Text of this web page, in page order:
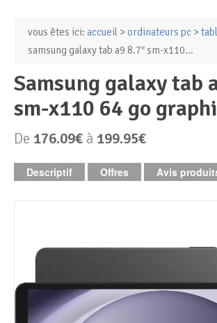
Ordinateurs & Tablettes
PC de bureau
PC portable
Mini PC
PC en kit
Barebone
Alimentation PC
Boitier PC
Carte mère
Mémoire PC
Périphériques & Réseaux
Clavier & Souris
Imprimante
Réseaux
vous êtes ici: accueil > ordinateurs pc >
samsung galaxy tab a9 8.7″ sm-x110...
samsung galaxy tab a9 8.7″
sm-x110 64 go
De 176.09€ à 199.95€
Descriptif Offres Avis